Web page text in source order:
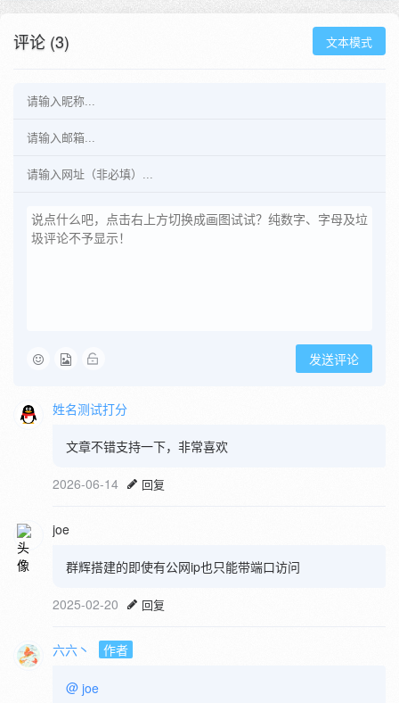
评论 (3) 文本模式
发送评论
姓名测试打分
文章不错支持一下，非常喜欢
2026-06-14 回复
joe
群辉搭建的即使有公网ip也只能带端口访问
2025-02-20 回复
六六丶 作者
@ joe